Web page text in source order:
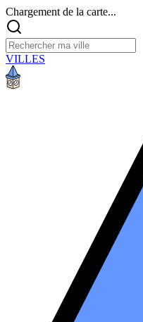
Chargement de la carte...
VILLES